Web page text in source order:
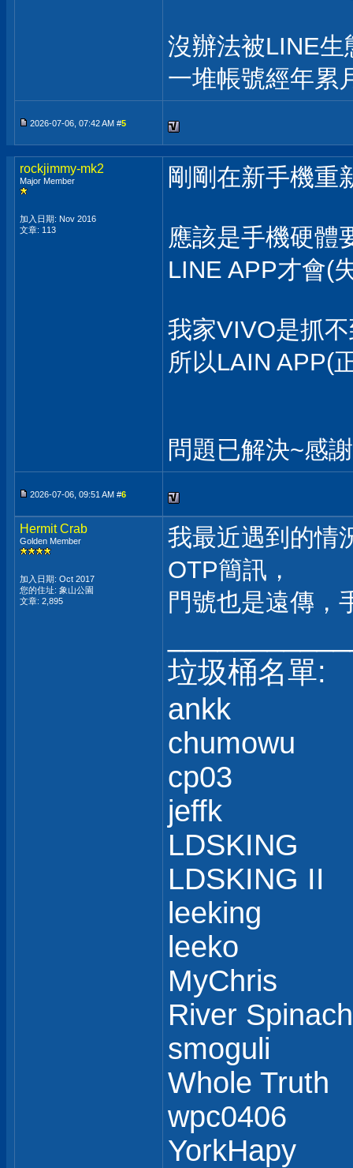
沒辦法被LINE生
一堆帳號經年累
2026-07-06, 07:42 AM #5
rockjimmy-mk2
Major Member
加入日期: Nov 2016
文章: 113
剛剛在新手機重
應該是手機硬體
LINE APP才會(
我家VIVO是抓
所以LAIN APP(
問題已解決~感
2026-07-06, 09:51 AM #6
Hermit Crab
Golden Member
加入日期: Oct 2017
您的住址: 象山公園
文章: 2,895
我最近遇到的情
OTP簡訊，
門號也是遠傳，
垃圾桶名單:
ankk
chumowu
cp03
jeffk
LDSKING
LDSKING II
leeking
leeko
MyChris
River Spinach
smoguli
Whole Truth
wpc0406
YorkHapy